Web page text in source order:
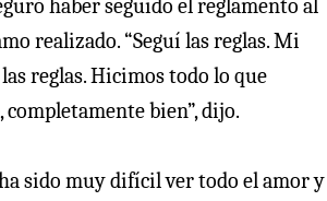
haber seguido el reglamento al
realizado. “Seguí las reglas. Mi
reglas. Hicimos todo lo que
bien”, dijo.
sido muy difícil ver todo el amor y